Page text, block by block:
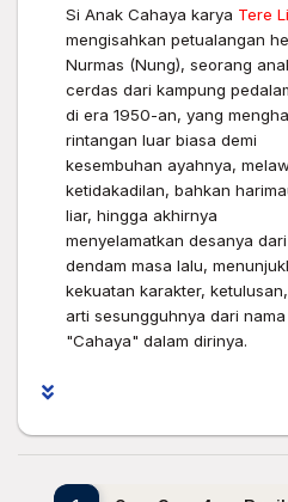
Si Anak Cahaya karya Tere
mengisahkan petualangan
Nurmas (Nung), seorang
cerdas dari kampung
di era 1950-an, yang
rintangan luar biasa demi
kesembuhan ayahnya,
ketidakadilan, bahkan
liar, hingga akhirnya
menyelamatkan desanya dari
dendam masa lalu,
kekuatan karakter,
arti sesungguhnya dari nama
"Cahaya" dalam dirinya.